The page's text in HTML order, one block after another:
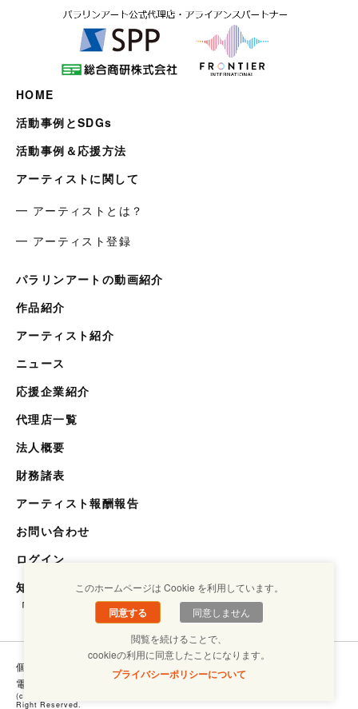
HOME
活動事例とSDGs
活動事例＆応援方法
アーティストに関して
━ アーティストとは？
━ アーティスト登録
パラリンアートの動画紹介
作品紹介
アーティスト紹介
ニュース
応援企業紹介
代理店一覧
法人概要
財務諸表
アーティスト報酬報告
お問い合わせ
ログイン
知らない世界を知るメディア
「キクエスト」
個人情報保護方針
コンプライアンスについて
電子ブックラボ
(c) Copyright SHOUGAISHA JIRITSU SUISHIN KIKOU ASSOCIATION. ALL
Right Reserved.
このホームページは Cookie を利用しています。
同意する
同意しません
閲覧を続けることで、
cookieの利用に同意したことになります。
プライバシーポリシーについて